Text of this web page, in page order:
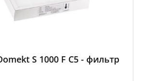
S 1000 F C5 - фильтр